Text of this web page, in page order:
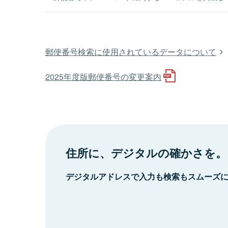
郵便番号検索に使用されているデータについて
2025年度版郵便番号の変更案内
住所に、デジタルの確かさを。
デジタルアドレスで入力も検索もスムーズ